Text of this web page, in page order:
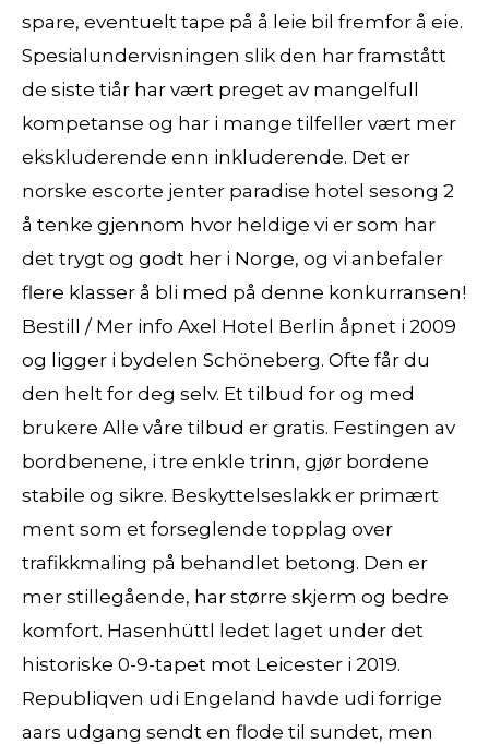
spare, eventuelt tape på å leie bil fremfor å eie.
Spesialundervisningen slik den har framstått
de siste tiår har vært preget av mangelfull
kompetanse og har i mange tilfeller vært mer
ekskluderende enn inkluderende. Det er
norske escorte jenter paradise hotel sesong 2
å tenke gjennom hvor heldige vi er som har
det trygt og godt her i Norge, og vi anbefaler
flere klasser å bli med på denne konkurransen!
Bestill / Mer info Axel Hotel Berlin åpnet i 2009
og ligger i bydelen Schöneberg. Ofte får du
den helt for deg selv. Et tilbud for og med
brukere Alle våre tilbud er gratis. Festingen av
bordbenene, i tre enkle trinn, gjør bordene
stabile og sikre. Beskyttelseslakk er primært
ment som et forseglende topplag over
trafikkmaling på behandlet betong. Den er
mer stillegående, har større skjerm og bedre
komfort. Hasenhüttl ledet laget under det
historiske 0-9-tapet mot Leicester i 2019.
Republiqven udi Engeland havde udi forrige
aars udgang sendt en flode til sundet, men